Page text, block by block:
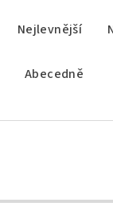
Nejlevnější
Abecedně